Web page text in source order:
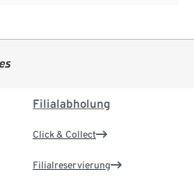
Filialabholung
Click & Collect
Filialreservierung